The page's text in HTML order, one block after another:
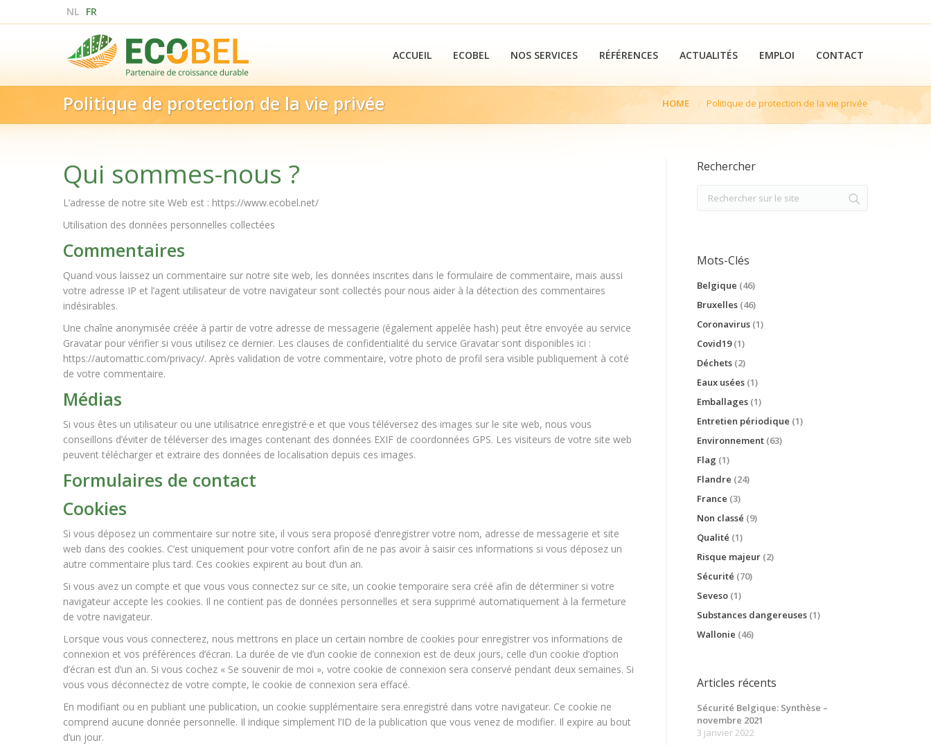
NL FR
ACCUEIL ECOBEL NOS SERVICES RÉFÉRENCES ACTUALITÉS EMPLOI CONTACT
Politique de protection de la vie privée HOME Politique de protection de la vie privée
Qui sommes-nous ?
L’adresse de notre site Web est : https://www.ecobel.net/
Utilisation des données personnelles collectées
Commentaires
Quand vous laissez un commentaire sur notre site web, les données inscrites dans le formulaire de commentaire, mais aussi
votre adresse IP et l’agent utilisateur de votre navigateur sont collectés pour nous aider à la détection des commentaires
indésirables.
Une chaîne anonymisée créée à partir de votre adresse de messagerie (également appelée hash) peut être envoyée au service
Gravatar pour vérifier si vous utilisez ce dernier. Les clauses de confidentialité du service Gravatar sont disponibles ici :
https://automattic.com/privacy/. Après validation de votre commentaire, votre photo de profil sera visible publiquement à coté
de votre commentaire.
Médias
Si vous êtes un utilisateur ou une utilisatrice enregistré·e et que vous téléversez des images sur le site web, nous vous
conseillons d’éviter de téléverser des images contenant des données EXIF de coordonnées GPS. Les visiteurs de votre site web
peuvent télécharger et extraire des données de localisation depuis ces images.
Formulaires de contact
Cookies
Si vous déposez un commentaire sur notre site, il vous sera proposé d’enregistrer votre nom, adresse de messagerie et site
web dans des cookies. C’est uniquement pour votre confort afin de ne pas avoir à saisir ces informations si vous déposez un
autre commentaire plus tard. Ces cookies expirent au bout d’un an.
Si vous avez un compte et que vous vous connectez sur ce site, un cookie temporaire sera créé afin de déterminer si votre
navigateur accepte les cookies. Il ne contient pas de données personnelles et sera supprimé automatiquement à la fermeture
de votre navigateur.
Lorsque vous vous connecterez, nous mettrons en place un certain nombre de cookies pour enregistrer vos informations de
connexion et vos préférences d’écran. La durée de vie d’un cookie de connexion est de deux jours, celle d’un cookie d’option
d’écran est d’un an. Si vous cochez « Se souvenir de moi », votre cookie de connexion sera conservé pendant deux semaines. Si
vous vous déconnectez de votre compte, le cookie de connexion sera effacé.
En modifiant ou en publiant une publication, un cookie supplémentaire sera enregistré dans votre navigateur. Ce cookie ne
comprend aucune donnée personnelle. Il indique simplement l’ID de la publication que vous venez de modifier. Il expire au bout
d’un jour.
Rechercher
Mots-Clés
Belgique (46)
Bruxelles (46)
Coronavirus (1)
Covid19(1)
Déchets (2)
Eaux usées (1)
Emballages (1)
Entretien périodique (1)
Environnement (63)
Flag (1)
Flandre (24)
France (3)
Non classé (9)
Qualité (1)
Risque majeur (2)
Sécurité (70)
Seveso (1)
Substances dangereuses (1)
Wallonie (46)
Articles récents
Sécurité Belgique: Synthèse –
novembre 2021
3 janvier 2022